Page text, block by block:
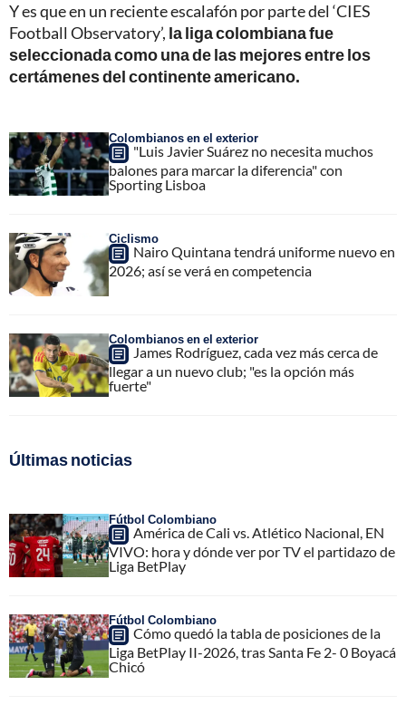
Y es que en un reciente escalafón por parte del ‘CIES
Football Observatory’, la liga colombiana fue
seleccionada como una de las mejores entre los
certámenes del continente americano.
Colombianos en el exterior
"Luis Javier Suárez no necesita muchos
balones para marcar la diferencia" con
Sporting Lisboa
Ciclismo
Nairo Quintana tendrá uniforme nuevo en
2026; así se verá en competencia
Colombianos en el exterior
James Rodríguez, cada vez más cerca de
llegar a un nuevo club; "es la opción más
fuerte"
Últimas noticias
Fútbol Colombiano
América de Cali vs. Atlético Nacional, EN
VIVO: hora y dónde ver por TV el partidazo de
Liga BetPlay
Fútbol Colombiano
Cómo quedó la tabla de posiciones de la
Liga BetPlay II-2026, tras Santa Fe 2- 0 Boyacá
Chicó